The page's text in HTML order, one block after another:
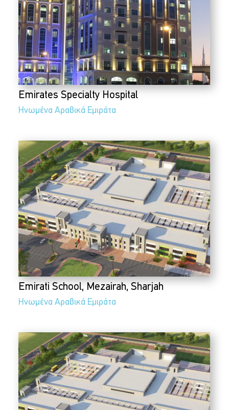
Emirates Specialty Hospital
Ηνωμένα Αραβικά Εμιράτα
Emirati School, Mezairah, Sharjah
Ηνωμένα Αραβικά Εμιράτα